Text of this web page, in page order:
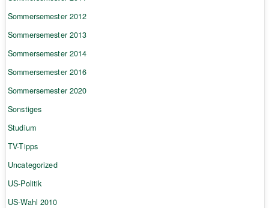
Sommersemester 2012
Sommersemester 2013
Sommersemester 2014
Sommersemester 2016
Sommersemester 2020
Sonstiges
Studium
TV-Tipps
Uncategorized
US-Politik
US-Wahl 2010